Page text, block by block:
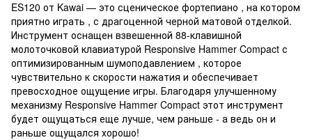
ES120 от Kawai — это сценическое фортепиано , на котором
приятно играть , с драгоценной черной матовой отделкой.
Инструмент оснащен взвешенной 88-клавишной
молоточковой клавиатурой Responsive Hammer Compact с
оптимизированным шумоподавлением , которое
чувствительно к скорости нажатия и обеспечивает
превосходное ощущение игры. Благодаря улучшенному
механизму Responsive Hammer Compact этот инструмент
будет ощущаться еще лучше, чем раньше - а ведь он и
раньше ощущался хорошо!